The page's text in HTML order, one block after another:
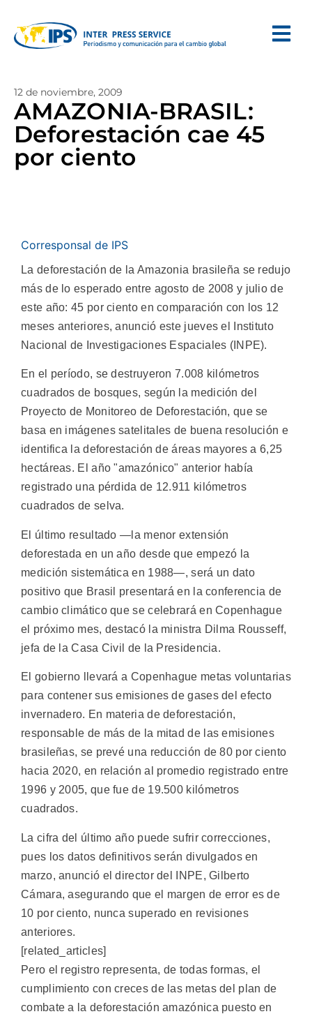
12 de noviembre, 2009
AMAZONIA-BRASIL:
Deforestación cae 45
por ciento
Corresponsal de IPS
La deforestación de la Amazonia brasileña se redujo
más de lo esperado entre agosto de 2008 y julio de
este año: 45 por ciento en comparación con los 12
meses anteriores, anunció este jueves el Instituto
Nacional de Investigaciones Espaciales (INPE).
En el período, se destruyeron 7.008 kilómetros
cuadrados de bosques, según la medición del
Proyecto de Monitoreo de Deforestación, que se
basa en imágenes satelitales de buena resolución e
identifica la deforestación de áreas mayores a 6,25
hectáreas. El año "amazónico" anterior había
registrado una pérdida de 12.911 kilómetros
cuadrados de selva.
El último resultado —la menor extensión
deforestada en un año desde que empezó la
medición sistemática en 1988—, será un dato
positivo que Brasil presentará en la conferencia de
cambio climático que se celebrará en Copenhague
el próximo mes, destacó la ministra Dilma Rousseff,
jefa de la Casa Civil de la Presidencia.
El gobierno llevará a Copenhague metas voluntarias
para contener sus emisiones de gases del efecto
invernadero. En materia de deforestación,
responsable de más de la mitad de las emisiones
brasileñas, se prevé una reducción de 80 por ciento
hacia 2020, en relación al promedio registrado entre
1996 y 2005, que fue de 19.500 kilómetros
cuadrados.
La cifra del último año puede sufrir correcciones,
pues los datos definitivos serán divulgados en
marzo, anunció el director del INPE, Gilberto
Cámara, asegurando que el margen de error es de
10 por ciento, nunca superado en revisiones
anteriores.
[related_articles]
Pero el registro representa, de todas formas, el
cumplimiento con creces de las metas del plan de
combate a la deforestación amazónica puesto en